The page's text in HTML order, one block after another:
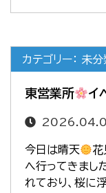
カテゴリー： 未
東営業所 イ
今日は晴天
花
へ行ってきまし
れており、桜に